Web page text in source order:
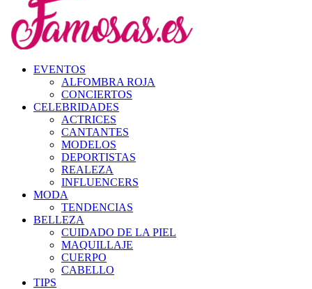
EVENTOS
ALFOMBRA ROJA
CONCIERTOS
CELEBRIDADES
ACTRICES
CANTANTES
MODELOS
DEPORTISTAS
REALEZA
INFLUENCERS
MODA
TENDENCIAS
BELLEZA
CUIDADO DE LA PIEL
MAQUILLAJE
CUERPO
CABELLO
TIPS